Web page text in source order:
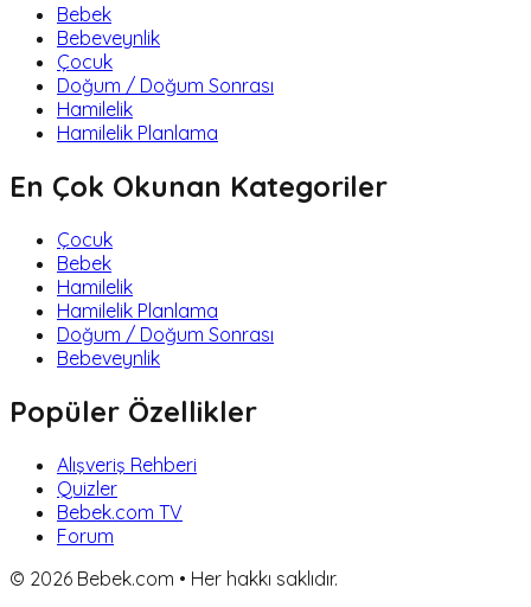
Bebek
Bebeveynlik
Çocuk
Doğum / Doğum Sonrası
Hamilelik
Hamilelik Planlama
En Çok Okunan Kategoriler
Çocuk
Bebek
Hamilelik
Hamilelik Planlama
Doğum / Doğum Sonrası
Bebeveynlik
Popüler Özellikler
Alışveriş Rehberi
Quizler
Bebek.com TV
Forum
© 2026 Bebek.com • Her hakkı saklıdır.